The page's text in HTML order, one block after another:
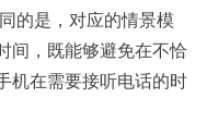
的是，对应的情景模
间，既能够避免在不恰
机在需要接听电话的时